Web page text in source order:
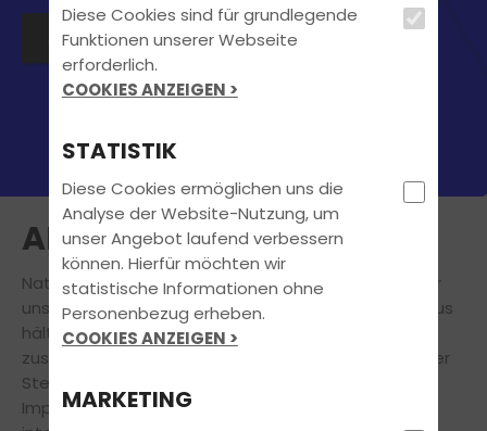
Jetzt Kontakt aufnehmen
AKTUELLES
Natürlich stehtDeineFührerscheinausbildung
für
uns immer an erster Stelle. Doch auch darüber hinaus
hält unsere Fahrschule für Dich eine Vielzahl
zusätzlicher
An dieser
Stelle findest Du aktuelle Informationen und
Impressionen zu Veranstaltungen, News und
Diese Cookies sind für grundlegende
Funktionen unserer Webseite
erforderlich.
COOKIES ANZEIGEN >
STATISTIK
Diese Cookies ermöglichen uns die
Analyse der Website-Nutzung, um
unser Angebot laufend verbessern
können. Hierfür möchten wir
statistische Informationen ohne
Personenbezug erheben.
COOKIES ANZEIGEN >
MARKETING